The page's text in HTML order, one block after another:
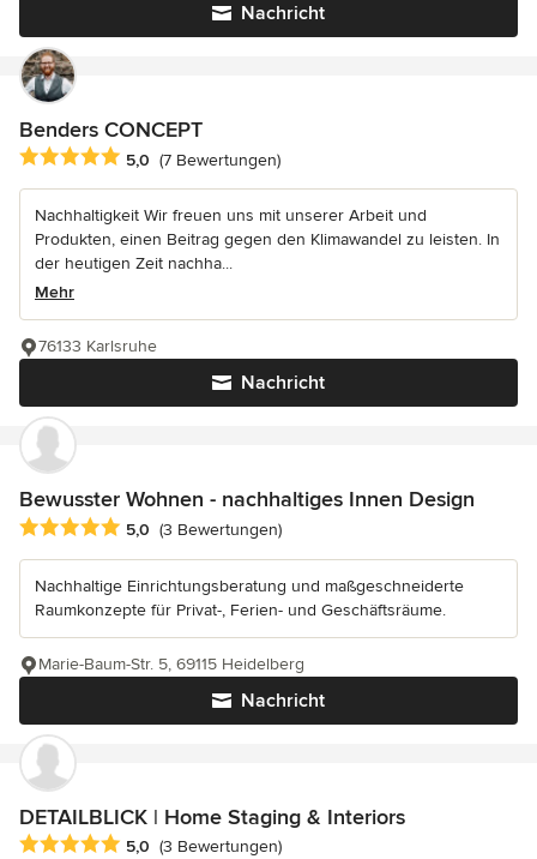
Nachricht
Benders CONCEPT
Durchschnittliche Bewertung: 5 von 5 Sternen
5,0 (7 Bewertungen)
Nachhaltigkeit Wir freuen uns mit unserer Arbeit und
Produkten, einen Beitrag gegen den Klimawandel zu leisten. In
der heutigen Zeit nachha...
Mehr
Nachricht
76133 Karlsruhe
Bewusster Wohnen - nachhaltiges Innen Design
Durchschnittliche Bewertung: 5 von 5 Sternen
5,0 (3 Bewertungen)
Nachhaltige Einrichtungsberatung und maßgeschneiderte
Raumkonzepte für Privat-, Ferien- und Geschäftsräume.
Nachricht
Marie-Baum-Str. 5, 69115 Heidelberg
DETAILBLICK | Home Staging & Interiors
Durchschnittliche Bewertung: 5 von 5 Sternen
5,0 (3 Bewertungen)